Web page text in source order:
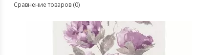
Сравнение товаров (0)